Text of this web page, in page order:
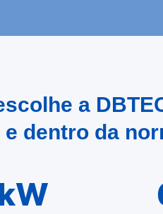
a
dentro da